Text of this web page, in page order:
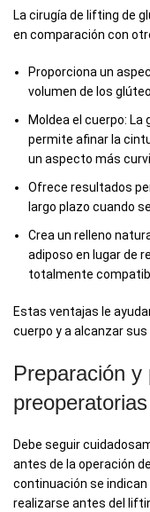
La cirugía de lifting de
en comparación con
Proporciona un
volumen de los
Moldea el cuerpo:
permite afinar la
un aspecto más
Ofrece resultados
largo plazo cuando
Crea un relleno
adiposo en lugar de
totalmente
Estas ventajas le
cuerpo y a alcanzar
Preparación y
preoperatorias
Debe seguir
antes de la operación
continuación se
realizarse antes del